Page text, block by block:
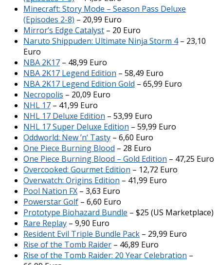
Minecraft: Story Mode – Season Pass Deluxe
(Episodes 2-8) – 20,99 Euro
Mirror’s Edge Catalyst – 20 Euro
Naruto Shippuden: Ultimate Ninja Storm 4– 23,10
Euro
NBA 2K17 – 48,99 Euro
NBA 2K17 Legend Edition – 58,49 Euro
NBA 2K17 Legend Edition Gold – 65,99 Euro
Necropolis – 20,09 Euro
NHL 17 – 41,99 Euro
NHL 17 Deluxe Edition – 53,99 Euro
NHL 17 Super Deluxe Edition – 59,99 Euro
Oddworld: New ’n‘ Tasty – 6,60 Euro
One Piece Burning Blood – 28 Euro
One Piece Burning Blood – Gold Edition – 47,25 Euro
Overcooked: Gourmet Edition – 12,72 Euro
Overwatch: Origins Edition – 41,99 Euro
Pool Nation FX – 3,63 Euro
Powerstar Golf – 6,60 Euro
Prototype Biohazard Bundle – $25 (US Marketplace)
Rare Replay – 9,90 Euro
Resident Evil Triple Bundle Pack – 29,99 Euro
Rise of the Tomb Raider – 46,89 Euro
Rise of the Tomb Raider: 20 Year Celebration –